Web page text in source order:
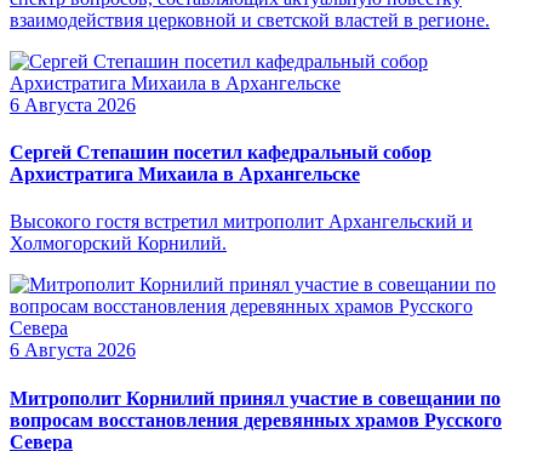
взаимодействия церковной и светской властей в регионе.
6 Августа 2026
Сергей Степашин посетил кафедральный собор
Архистратига Михаила в Архангельске
Высокого гостя встретил митрополит Архангельский и
Холмогорский Корнилий.
6 Августа 2026
Митрополит Корнилий принял участие в совещании по
вопросам восстановления деревянных храмов Русского
Севера